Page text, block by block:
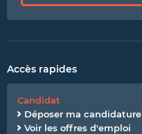
Accès rapides
Candidat
Déposer ma candidature
Voir les offres d'emploi